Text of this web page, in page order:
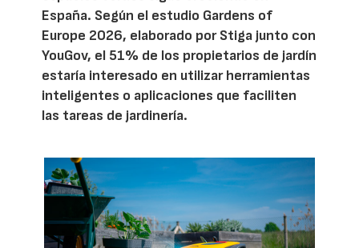
España. Según el estudio Gardens of
Europe 2026, elaborado por Stiga junto con
YouGov, el 51% de los propietarios de jardín
estaría interesado en utilizar herramientas
inteligentes o aplicaciones que faciliten
las tareas de jardinería.